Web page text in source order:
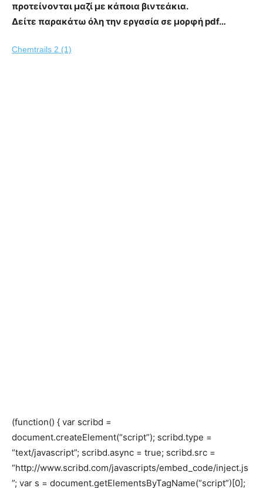
προτείνονται μαζί με κάποια βιντεάκια.
Δείτε παρακάτω όλη την εργασία σε μορφή pdf…
Chemtrails 2 (1)
(function() { var scribd =
document.createElement(“script”); scribd.type =
“text/javascript”; scribd.async = true; scribd.src =
“http://www.scribd.com/javascripts/embed_code/inject.js
”; var s = document.getElementsByTagName(“script”)[0];